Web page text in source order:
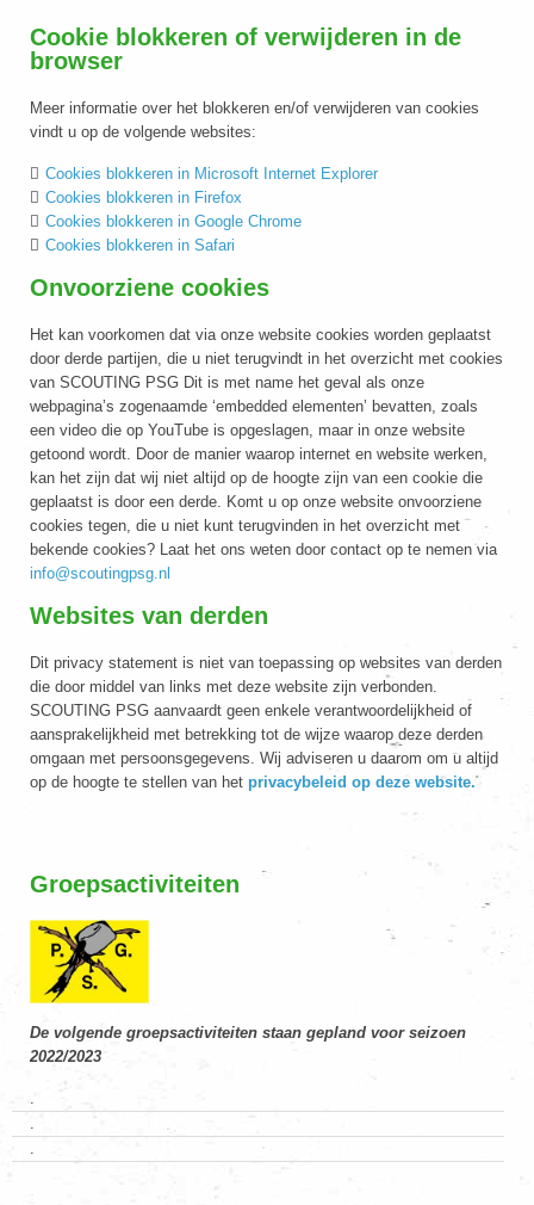
Cookie blokkeren of verwijderen in de
browser
Meer informatie over het blokkeren en/of verwijderen van cookies
vindt u op de volgende websites:
Cookies blokkeren in Microsoft Internet Explorer
Cookies blokkeren in Firefox
Cookies blokkeren in Google Chrome
Cookies blokkeren in Safari
Onvoorziene cookies
Het kan voorkomen dat via onze website cookies worden geplaatst
door derde partijen, die u niet terugvindt in het overzicht met cookies
van SCOUTING PSG Dit is met name het geval als onze
webpagina’s zogenaamde ‘embedded elementen’ bevatten, zoals
een video die op YouTube is opgeslagen, maar in onze website
getoond wordt. Door de manier waarop internet en website werken,
kan het zijn dat wij niet altijd op de hoogte zijn van een cookie die
geplaatst is door een derde. Komt u op onze website onvoorziene
cookies tegen, die u niet kunt terugvinden in het overzicht met
bekende cookies? Laat het ons weten door contact op te nemen via
info@scoutingpsg.nl
Websites van derden
Dit privacy statement is niet van toepassing op websites van derden
die door middel van links met deze website zijn verbonden.
SCOUTING PSG aanvaardt geen enkele verantwoordelijkheid of
aansprakelijkheid met betrekking tot de wijze waarop deze derden
omgaan met persoonsgegevens. Wij adviseren u daarom om u altijd
op de hoogte te stellen van het privacybeleid op deze website.
Groepsactiviteiten
De volgende groepsactiviteiten staan gepland voor seizoen
2022/2023
.
.
.